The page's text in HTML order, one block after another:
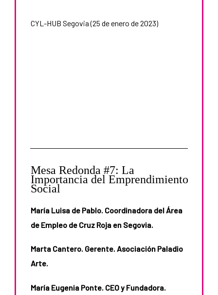
CYL-HUB Segovia (25 de enero de 2023)
Mesa Redonda #7: La
Importancia del Emprendimiento
Social
María Luisa de Pablo. Coordinadora del Área
de Empleo de Cruz Roja en Segovia.
Marta Cantero. Gerente. Asociación Paladio
Arte.
María Eugenia Ponte. CEO y Fundadora.